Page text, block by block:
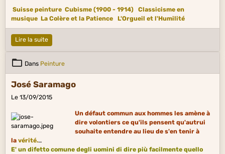
Suisse peinture Cubisme (1900 - 1914)
Classicisme en
musique La Colère et la Patience L'Orgueil et l'Humilité
Lire la suite
Dans Peinture
José Saramago
Le 13/09/2015
Un défaut commun aux hommes les amène à
dire volontiers ce qu'ils pensent qu'autrui
souhaite entendre au lieu de s'en tenir à
la vérité.
E' un difetto comune degli uomini di dire più facilmente quello